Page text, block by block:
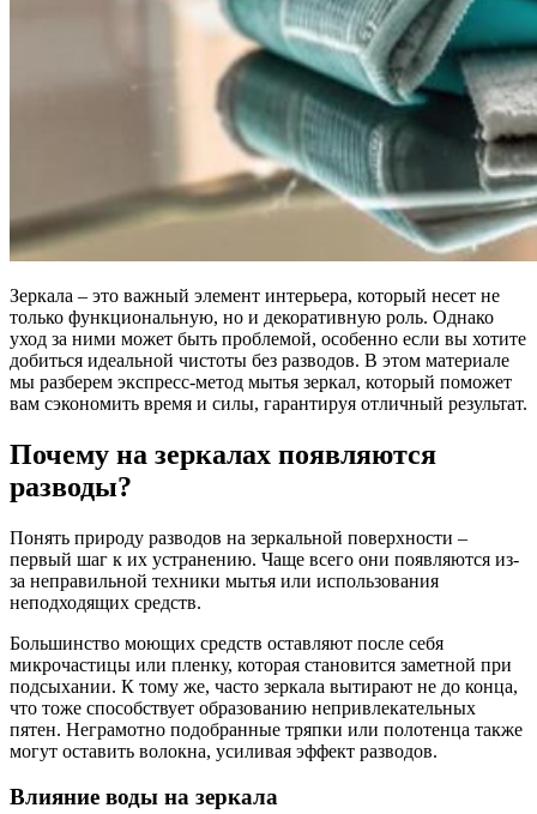
Зеркала – это важный элемент интерьера, который несет не
только функциональную, но и декоративную роль. Однако
уход за ними может быть проблемой, особенно если вы хотите
добиться идеальной чистоты без разводов. В этом материале
мы разберем экспресс-метод мытья зеркал, который поможет
вам сэкономить время и силы, гарантируя отличный результат.
Почему на зеркалах появляются
разводы?
Понять природу разводов на зеркальной поверхности –
первый шаг к их устранению. Чаще всего они появляются из-
за неправильной техники мытья или использования
неподходящих средств.
Большинство моющих средств оставляют после себя
микрочастицы или пленку, которая становится заметной при
подсыхании. К тому же, часто зеркала вытирают не до конца,
что тоже способствует образованию непривлекательных
пятен. Неграмотно подобранные тряпки или полотенца также
могут оставить волокна, усиливая эффект разводов.
Влияние воды на зеркала